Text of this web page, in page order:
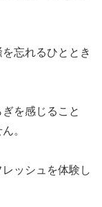
忘れるひととき
を感じること
。
ッシュを体験し